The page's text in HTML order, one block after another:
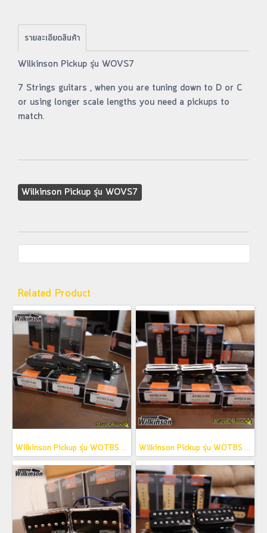
รายละเอียดสินค้า
Wilkinson Pickup รุ่น WOVS7
7 Strings guitars , when you are tuning down to D or C
or using longer scale lengths you need a pickups to
match.
Wilkinson Pickup รุ่น WOVS7
Related Product
Wilkinson Pickup รุ่น WOTBS (Black) Wilkinson Pickup รุ่น WOTBS (White)